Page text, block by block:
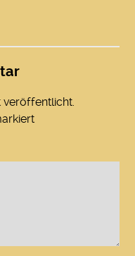
veröffentlicht.